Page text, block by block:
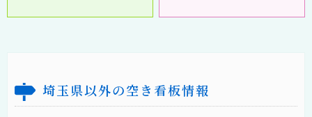
埼玉県以外の空き看板情報